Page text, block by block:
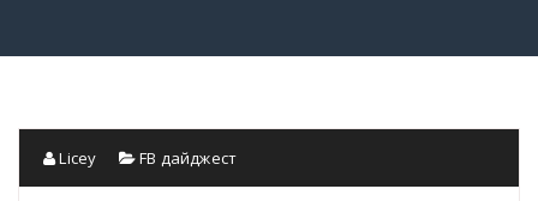
Licey FB дайджест